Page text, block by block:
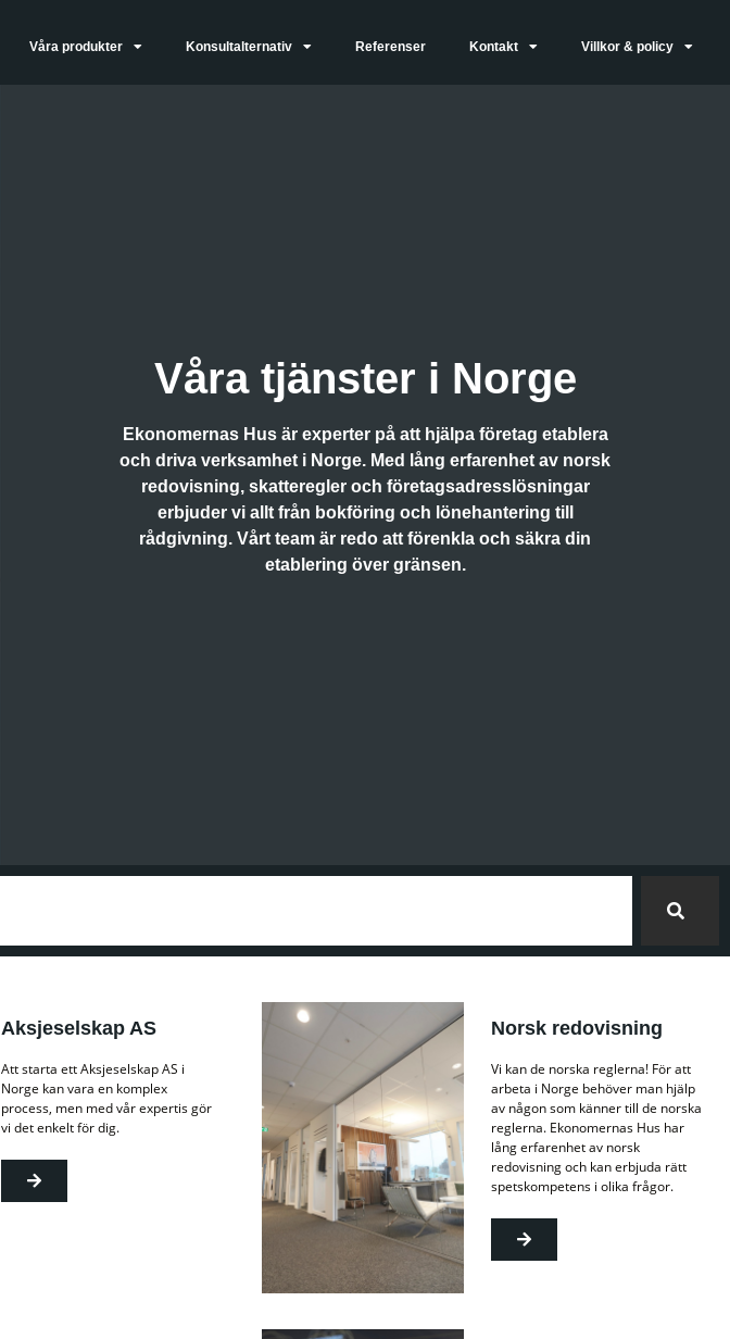
Våra produkter Konsultalternativ Referenser Kontakt Villkor & policy
Våra tjänster i Norge
Ekonomernas Hus är experter på att hjälpa företag etablera
och driva verksamhet i Norge. Med lång erfarenhet av norsk
redovisning, skatteregler och företagsadresslösningar
erbjuder vi allt från bokföring och lönehantering till
rådgivning. Vårt team är redo att förenkla och säkra din
etablering över gränsen.
Aksjeselskap AS
Att starta ett Aksjeselskap AS i
Norge kan vara en komplex
process, men med vår expertis gör
vi det enkelt för dig.
Norsk redovisning
Vi kan de norska reglerna! För att
arbeta i Norge behöver man hjälp
av någon som känner till de norska
reglerna. Ekonomernas Hus har
lång erfarenhet av norsk
redovisning och kan erbjuda rätt
spetskompetens i olika frågor.